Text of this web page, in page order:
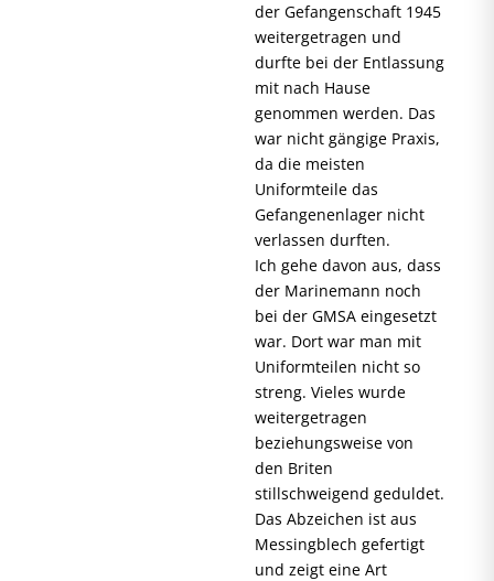
der Gefangenschaft 1945
weitergetragen und
durfte bei der Entlassung
mit nach Hause
genommen werden. Das
war nicht gängige Praxis,
da die meisten
Uniformteile das
Gefangenenlager nicht
verlassen durften.
Ich gehe davon aus, dass
der Marinemann noch
bei der GMSA eingesetzt
war. Dort war man mit
Uniformteilen nicht so
streng. Vieles wurde
weitergetragen
beziehungsweise von
den Briten
stillschweigend geduldet.
Das Abzeichen ist aus
Messingblech gefertigt
und zeigt eine Art